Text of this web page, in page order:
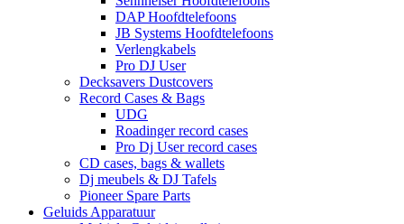
DAP Hoofdtelefoons
JB Systems Hoofdtelefoons
Verlengkabels
Pro DJ User
Decksavers Dustcovers
Record Cases & Bags
UDG
Roadinger record cases
Pro Dj User record cases
CD cases, bags & wallets
Dj meubels & DJ Tafels
Pioneer Spare Parts
Geluids Apparatuur